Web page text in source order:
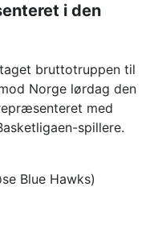
i den
bruttotruppen til
Norge lørdag den
med
spillere.
Blue Hawks)